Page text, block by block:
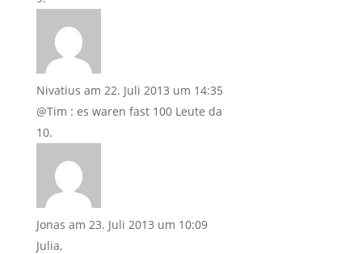
Nivatius am 22. Juli 2013 um 14:35
@Tim : es waren fast 100 Leute da
Jonas am 23. Juli 2013 um 10:09
Julia,